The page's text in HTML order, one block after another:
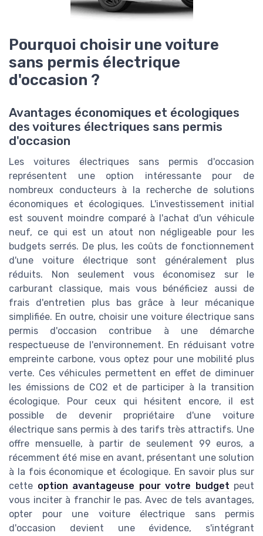
Pourquoi choisir une voiture
sans permis électrique
d'occasion ?
Avantages économiques et écologiques
des voitures électriques sans permis
d'occasion
Les voitures électriques sans permis d'occasion
représentent une option intéressante pour de
nombreux conducteurs à la recherche de solutions
économiques et écologiques. L'investissement initial
est souvent moindre comparé à l'achat d'un véhicule
neuf, ce qui est un atout non négligeable pour les
budgets serrés. De plus, les coûts de fonctionnement
d'une voiture électrique sont généralement plus
réduits. Non seulement vous économisez sur le
carburant classique, mais vous bénéficiez aussi de
frais d'entretien plus bas grâce à leur mécanique
simplifiée. En outre, choisir une voiture électrique sans
permis d'occasion contribue à une démarche
respectueuse de l'environnement. En réduisant votre
empreinte carbone, vous optez pour une mobilité plus
verte. Ces véhicules permettent en effet de diminuer
les émissions de CO2 et de participer à la transition
écologique. Pour ceux qui hésitent encore, il est
possible de devenir propriétaire d'une voiture
électrique sans permis à des tarifs très attractifs. Une
offre mensuelle, à partir de seulement 99 euros, a
récemment été mise en avant, présentant une solution
à la fois économique et écologique. En savoir plus sur
cette option avantageuse pour votre budget peut
vous inciter à franchir le pas. Avec de tels avantages,
opter pour une voiture électrique sans permis
d'occasion devient une évidence, s'intégrant